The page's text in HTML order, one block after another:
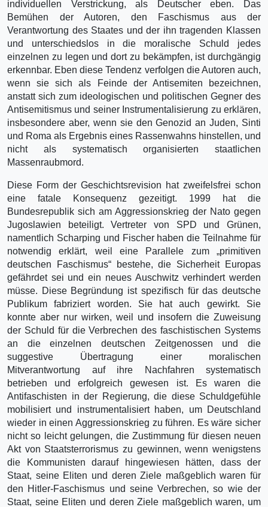
individuellen Verstrickung, als Deutscher eben. Das
Bemühen der Autoren, den Faschismus aus der
Verantwortung des Staates und der ihn tragenden Klassen
und unterschiedslos in die moralische Schuld jedes
einzelnen zu legen und dort zu bekämpfen, ist durchgängig
erkennbar. Eben diese Tendenz verfolgen die Autoren auch,
wenn sie sich als Feinde der Antisemiten bezeichnen,
anstatt sich zum ideologischen und politischen Gegner des
Antisemitismus und seiner Instrumentalisierung zu erklären,
insbesondere aber, wenn sie den Genozid an Juden, Sinti
und Roma als Ergebnis eines Rassenwahns hinstellen, und
nicht als systematisch organisierten staatlichen
Massenraubmord.
Diese Form der Geschichtsrevision hat zweifelsfrei schon
eine fatale Konsequenz gezeitigt. 1999 hat die
Bundesrepublik sich am Aggressionskrieg der Nato gegen
Jugoslawien beteiligt. Vertreter von SPD und Grünen,
namentlich Scharping und Fischer haben die Teilnahme für
notwendig erklärt, weil eine Parallele zum „primitiven
deutschen Faschismus“ bestehe, die Sicherheit Europas
gefährdet sei und ein neues Auschwitz verhindert werden
müsse. Diese Begründung ist spezifisch für das deutsche
Publikum fabriziert worden. Sie hat auch gewirkt. Sie
konnte aber nur wirken, weil und insofern die Zuweisung
der Schuld für die Verbrechen des faschistischen Systems
an die einzelnen deutschen Zeitgenossen und die
suggestive Übertragung einer moralischen
Mitverantwortung auf ihre Nachfahren systematisch
betrieben und erfolgreich gewesen ist. Es waren die
Antifaschisten in der Regierung, die diese Schuldgefühle
mobilisiert und instrumentalisiert haben, um Deutschland
wieder in einen Aggressionskrieg zu führen. Es wäre sicher
nicht so leicht gelungen, die Zustimmung für diesen neuen
Akt von Staatsterrorismus zu gewinnen, wenn wenigstens
die Kommunisten darauf hingewiesen hätten, dass der
Staat, seine Eliten und deren Ziele maßgeblich waren für
den Hitler-Faschismus und seine Verbrechen, so wie der
Staat, seine Eliten und deren Ziele maßgeblich waren, um